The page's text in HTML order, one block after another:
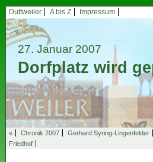
Duttweiler A bis Z Impressum
27. Januar 2007
Dorfplatz wird
« Chronik 2007 Gerhard Syring-Lingenfelder
Friedhof